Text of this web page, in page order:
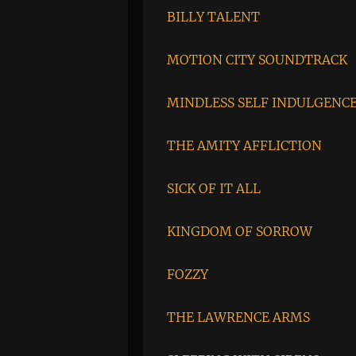
BILLY TALENT
MOTION CITY SOUNDTRACK
MINDLESS SELF
THE AMITY AFFLICTION
SICK OF IT ALL
KINGDOM OF SORROW
FOZZY
THE LAWRENCE ARMS